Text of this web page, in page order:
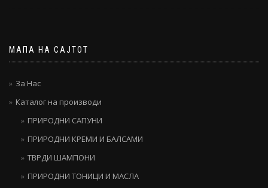
МАПА НА САЈТОТ
За Нас
Каталог на производи
ПРИРОДНИ САПУНИ
ПРИРОДНИ КРЕМИ И БАЛСАМИ
ТВРДИ ШАМПОНИ
ПРИРОДНИ ТОНИЦИ И МАСЛА